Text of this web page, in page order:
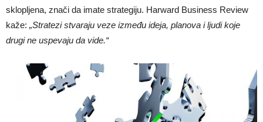
sklopljena, znači da imate strategiju. Harward Business Review
kaže: „Stratezi stvaraju veze između ideja, planova i ljudi koje
drugi ne uspevaju da vide.“